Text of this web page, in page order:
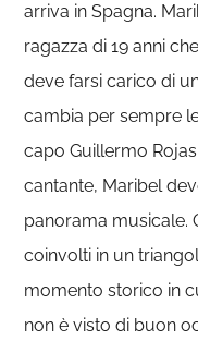
arriva in Spagna.
ragazza di 19 anni
deve farsi carico di
cambia per sempre
capo Guillermo
cantante, Maribel
panorama musicale.
coinvolti in un
momento storico in
non è visto di buon